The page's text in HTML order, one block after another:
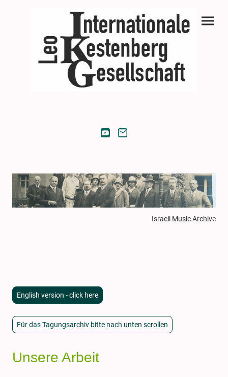
Israeli Music Archive
English version - click here
Für das Tagungsarchiv bitte nach unten scrollen
Unsere Arbeit